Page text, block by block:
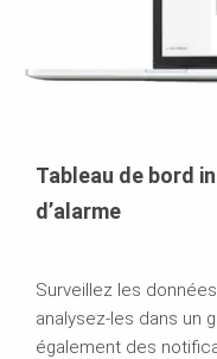
Tableau de bord
d’alarme
Surveillez les
analysez-les dans un
également des